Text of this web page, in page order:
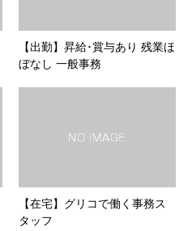
【出勤】昇給･賞与あり 残業ほ
ぼなし 一般事務
【在宅】グリコで働く事務ス
タッフ